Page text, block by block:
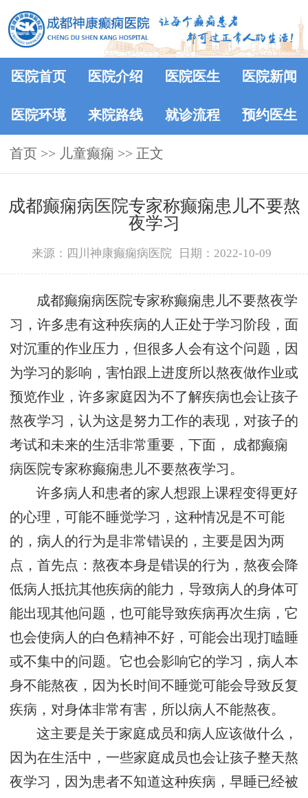
医院首页 医院介绍 医院医生 医院新闻
医院环境 来院路线 就诊流程 预约医生
首页 >> 儿童癫痫 >> 正文
成都癫痫病医院专家称癫痫患儿不要熬
夜学习
来源：四川神康癫痫病医院 日期：2022-10-09
成都癫痫病医院专家称癫痫患儿不要熬夜学
习，许多患有这种疾病的人正处于学习阶段，面
对沉重的作业压力，但很多人会有这个问题，因
为学习的影响，害怕跟上进度所以熬夜做作业或
预览作业，许多家庭因为不了解疾病也会让孩子
熬夜学习，认为这是努力工作的表现，对孩子的
考试和未来的生活非常重要，下面， 成都癫痫
病医院专家称癫痫患儿不要熬夜学习。
许多病人和患者的家人想跟上课程变得更好
的心理，可能不睡觉学习，这种情况是不可能
的，病人的行为是非常错误的，主要是因为两
点，首先点：熬夜本身是错误的行为，熬夜会降
低病人抵抗其他疾病的能力，导致病人的身体可
能出现其他问题，也可能导致疾病再次生病，它
也会使病人的白色精神不好，可能会出现打瞌睡
或不集中的问题。它也会影响它的学习，病人本
身不能熬夜，因为长时间不睡觉可能会导致反复
疾病，对身体非常有害，所以病人不能熬夜。
这主要是关于家庭成员和病人应该做什么，
因为在生活中，一些家庭成员也会让孩子整天熬
夜学习，因为患者不知道这种疾病，早睡已经被